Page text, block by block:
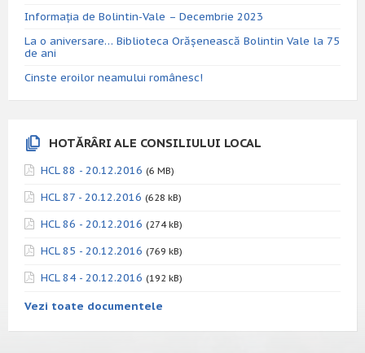
Informația de Bolintin-Vale – Decembrie 2023
La o aniversare… Biblioteca Orăşenească Bolintin Vale la 75
de ani
Cinste eroilor neamului românesc!
HOTĂRÂRI ALE CONSILIULUI LOCAL
HCL 88 - 20.12.2016 (6 MB)
HCL 87 - 20.12.2016 (628 kB)
HCL 86 - 20.12.2016 (274 kB)
HCL 85 - 20.12.2016 (769 kB)
HCL 84 - 20.12.2016 (192 kB)
Vezi toate documentele